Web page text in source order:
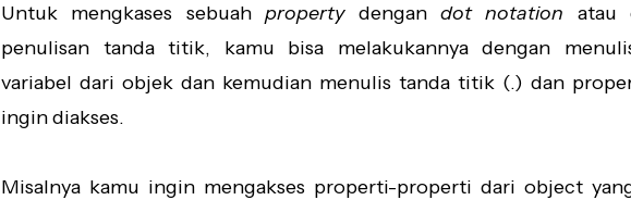
Untuk mengkases sebuahpropertydengan dot notation atau
penulisan tanda titik, kamu bisa melakukannya dengan
variabel dari objek dan kemudian menulis tanda titik (.) dan
ingin diakses.
Misalnya kamu ingin mengakses properti-properti dari object